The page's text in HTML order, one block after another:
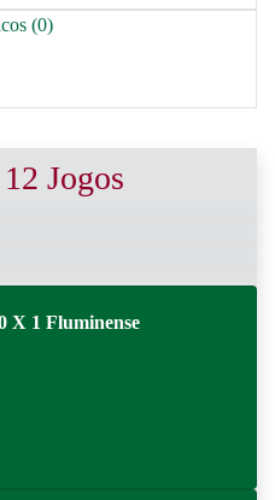
(0)
Jogos
X 1 Fluminense